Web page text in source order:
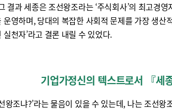
결과 세종은 조선왕조라는 ‘주식회사’의 최고경
운영하며, 당대의 복잡한 사회적 문제를 가장 생산
실천자’라고 결론 내릴 수 있었다.
기업가정신의 텍스트로서 『세
왕조냐?’라는 물음이 있을 수 있는데, 나는 조선왕